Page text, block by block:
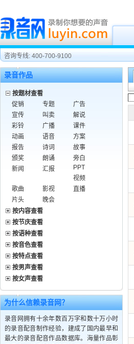
咨询专线: 400-700-9100
录音作品
按题材查看
促销
专题
广告
宣传
叫卖
解说
彩铃
广播
课件
动画
语音
方案
报告
诗词
故事
颁奖
朗诵
旁白
新闻
汇报
PPT
视频
歌曲
影视
直播
片头
晚会
按内容查看
按节庆查看
按语种查看
按音色查看
按特点查看
按男声查看
按女声查看
为什么信赖录音网？
录音网拥有十余年数百万字和数十万小时
的录音配音制作经验，建成了国内最早和
最大的录音配音作品数据库。海量作品彰